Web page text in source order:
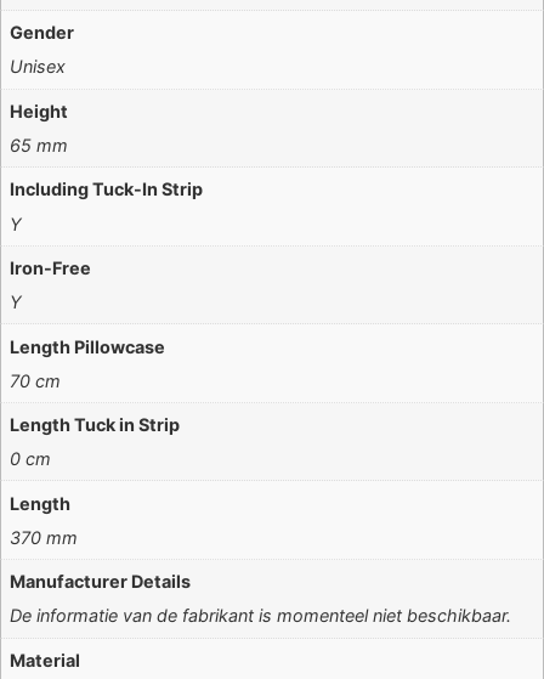
Gender
Unisex
Height
65 mm
Including Tuck-In Strip
Y
Iron-Free
Y
Length Pillowcase
70 cm
Length Tuck in Strip
0 cm
Length
370 mm
Manufacturer Details
De informatie van de fabrikant is momenteel niet beschikbaar.
Material